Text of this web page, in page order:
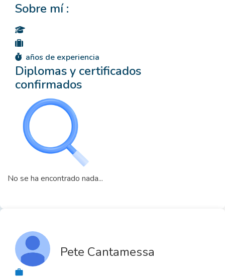
Sobre mí :
años de experiencia
Diplomas y certificados
confirmados
No se ha encontrado nada...
Pete Cantamessa